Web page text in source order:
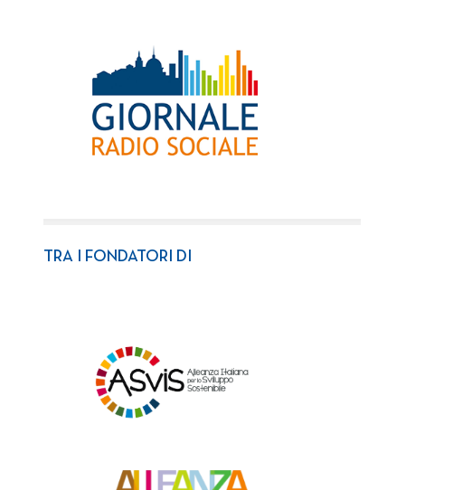
TRA I FONDATORI DI